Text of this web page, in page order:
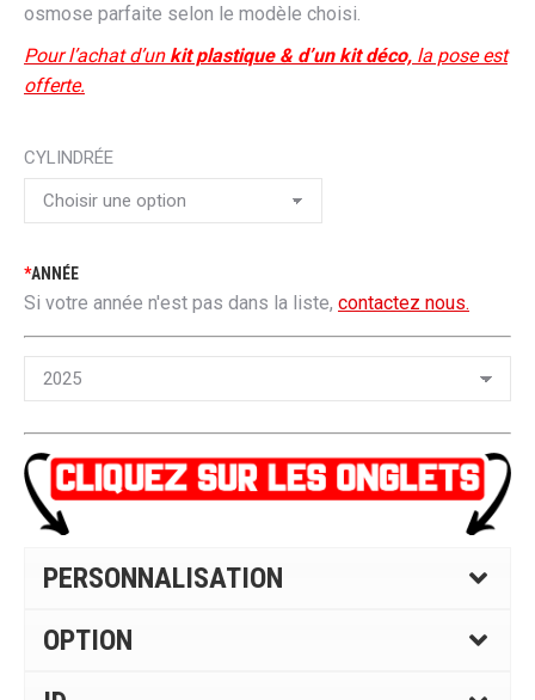
osmose parfaite selon le modèle choisi.
Pour l’achat d’un kit plastique & d’un kit déco, la pose est
offerte.
CYLINDRÉE
*ANNÉE
Si votre année n'est pas dans la liste, contactez nous.
PERSONNALISATION
OPTION